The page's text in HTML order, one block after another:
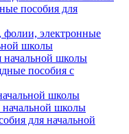
пособия для
фолии, электронные
школы
начальной школы
пособия с
школы
школы
для начальной